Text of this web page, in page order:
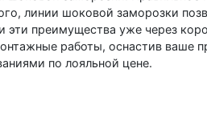
линии шоковой заморозки
преимущества уже через
работы, оснастив ваше
по лояльной цене.